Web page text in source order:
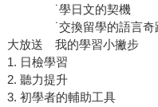
˙學日文的契機
˙交換留學的語言奇
大放送 我的學習小撇步
1. 日檢學習
2. 聽力提升
3. 初學者的輔助工具